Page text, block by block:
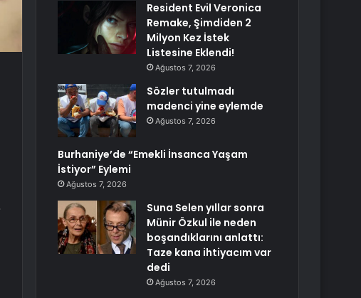
Resident Evil Veronica
Remake, Şimdiden 2
Milyon Kez İstek
Listesine Eklendi!
Ağustos 7, 2026
Sözler tutulmadı
madenci yine eylemde
Ağustos 7, 2026
Burhaniye’de “Emekli İnsanca Yaşam
İstiyor” Eylemi
Ağustos 7, 2026
Suna Selen yıllar sonra
Münir Özkul ile neden
boşandıklarını anlattı:
Taze kana ihtiyacım var
dedi
Ağustos 7, 2026